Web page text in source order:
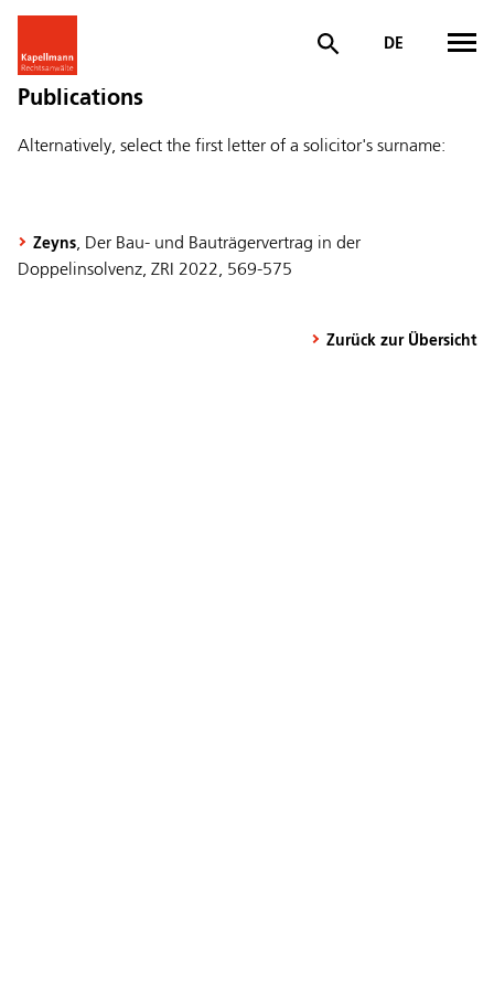
DE
Publications
Alternatively, select the first letter of a solicitor's surname:
Zeyns, Der Bau- und Bauträgervertrag in der
Doppelinsolvenz, ZRI 2022, 569-575
Zurück zur Übersicht